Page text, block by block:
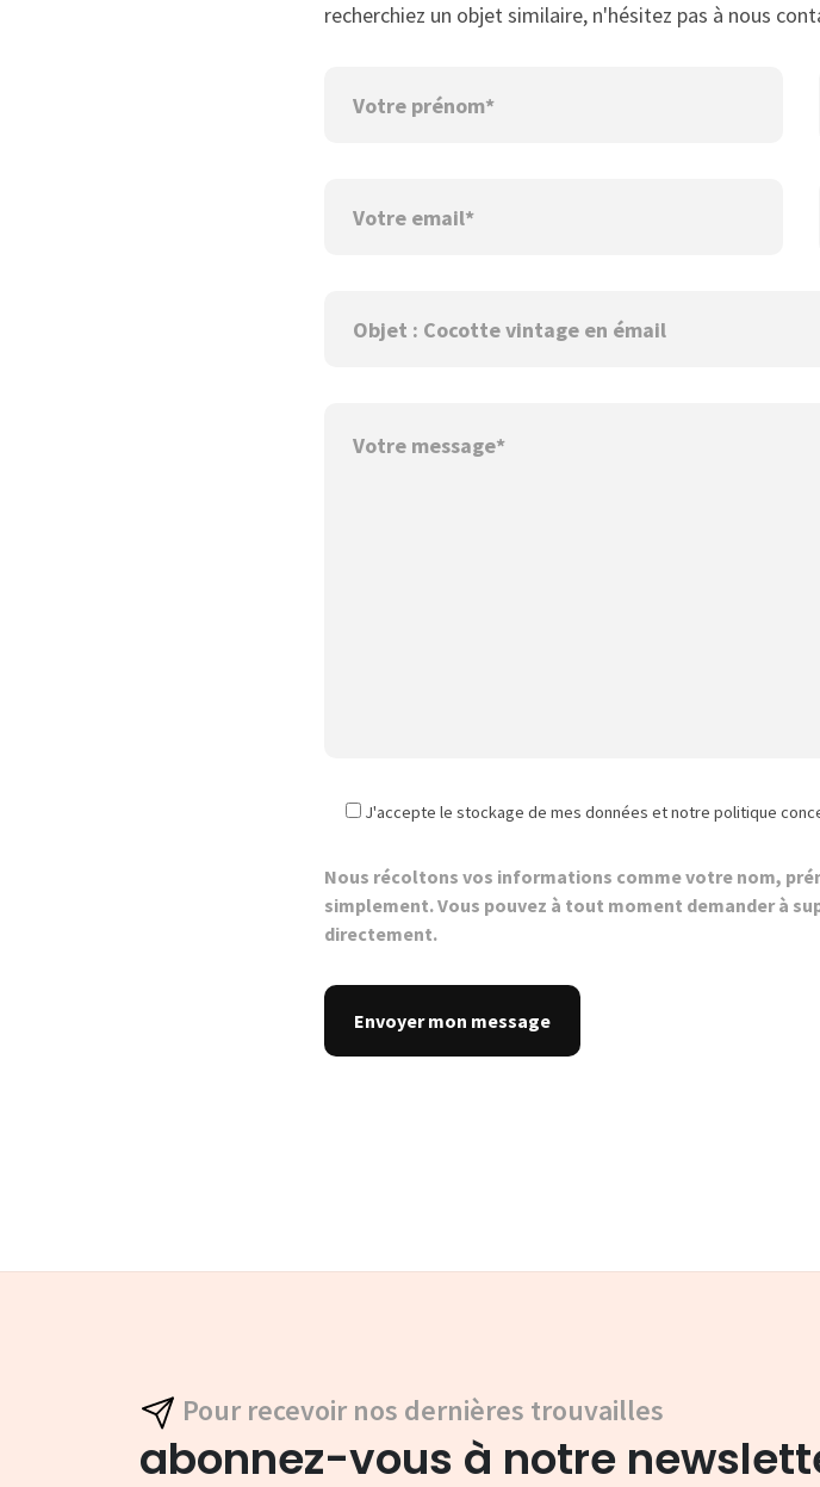
recherchiez un objet similaire, n'hésitez pas à nous
J'accepte le stockage de mes données et notre politique
Nous récoltons vos informations comme votre nom,
simplement. Vous pouvez à tout moment demander à
directement.
Pour recevoir nos dernières trouvailles
abonnez-vous à notre